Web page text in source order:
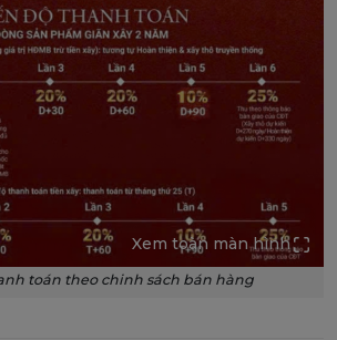
Xem toàn màn hình
toán theo chinh sách bán hàng